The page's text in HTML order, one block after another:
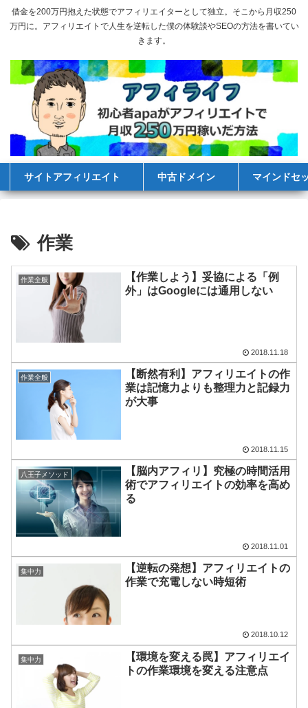
借金を200万円抱えた状態でアフィリエイターとして独立。そこから月収250
万円に。アフィリエイトで人生を逆転した僕の体験談やSEOの方法を書いてい
きます。
サイトアフィリエイト 中古ドメイン マインドセ
作業
作業全般
【作業しよう】妥協による「例
外」はGoogleには通用しない
2018.11.18
作業全般
【断然有利】アフィリエイトの作
業は記憶力よりも整理力と記録力
が大事
2018.11.15
八王子メソッド
【脳内アフィリ】究極の時間活用
術でアフィリエイトの効率を高め
る
2018.11.01
集中力
【逆転の発想】アフィリエイトの
作業で充電しない時短術
2018.10.12
集中力
【環境を変える罠】アフィリエイ
トの作業環境を変える注意点